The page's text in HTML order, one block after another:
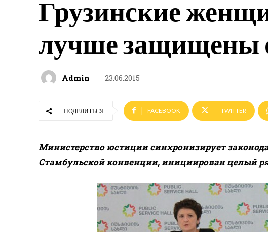
Грузинские
лучше защищены
Admin 23.06.2015
ПОДЕЛИТЬСЯ FACEBOOK TWITTER
Министерство юстиции синхронизирует
Стамбульской конвенции, инициирован целый